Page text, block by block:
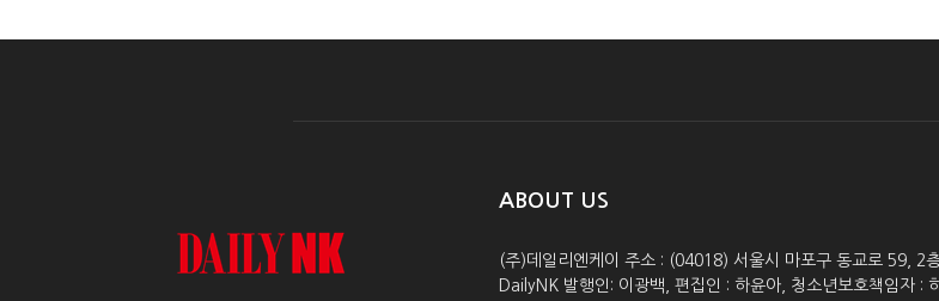
ABOUT US
(주)데일리엔케이 주소 : (04018) 서울시 마포구 동교로 59,
DailyNK 발행인: 이광백, 편집인 : 하윤아, 청소년보호책임